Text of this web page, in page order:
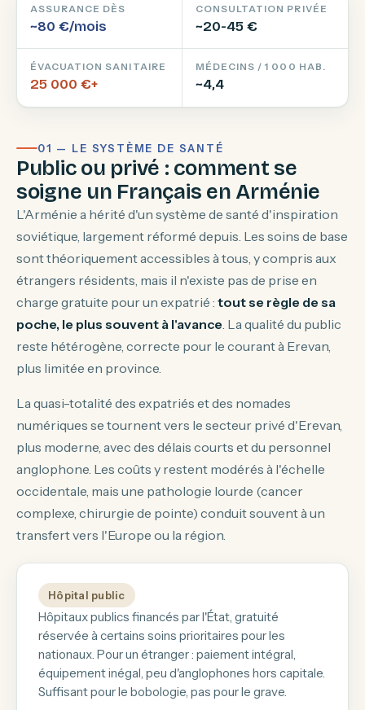
ASSURANCE DÈS
~80 €/mois
CONSULTATION PRIVÉE
~20-45 €
ÉVACUATION SANITAIRE
25 000 €+
MÉDECINS / 1 000 HAB.
~4,4
01 — LE SYSTÈME DE SANTÉ
Public ou privé : comment se
soigne un Français en Arménie
L'Arménie a hérité d'un système de santé d'inspiration
soviétique, largement réformé depuis. Les soins de base
sont théoriquement accessibles à tous, y compris aux
étrangers résidents, mais il n'existe pas de prise en
charge gratuite pour un expatrié : tout se règle de sa
poche, le plus souvent à l'avance. La qualité du public
reste hétérogène, correcte pour le courant à Erevan,
plus limitée en province.
La quasi-totalité des expatriés et des nomades
numériques se tournent vers le secteur privé d'Erevan,
plus moderne, avec des délais courts et du personnel
anglophone. Les coûts y restent modérés à l'échelle
occidentale, mais une pathologie lourde (cancer
complexe, chirurgie de pointe) conduit souvent à un
transfert vers l'Europe ou la région.
Hôpital public
Hôpitaux publics financés par l'État, gratuité
réservée à certains soins prioritaires pour les
nationaux. Pour un étranger : paiement intégral,
équipement inégal, peu d'anglophones hors capitale.
Suffisant pour le bobologie, pas pour le grave.